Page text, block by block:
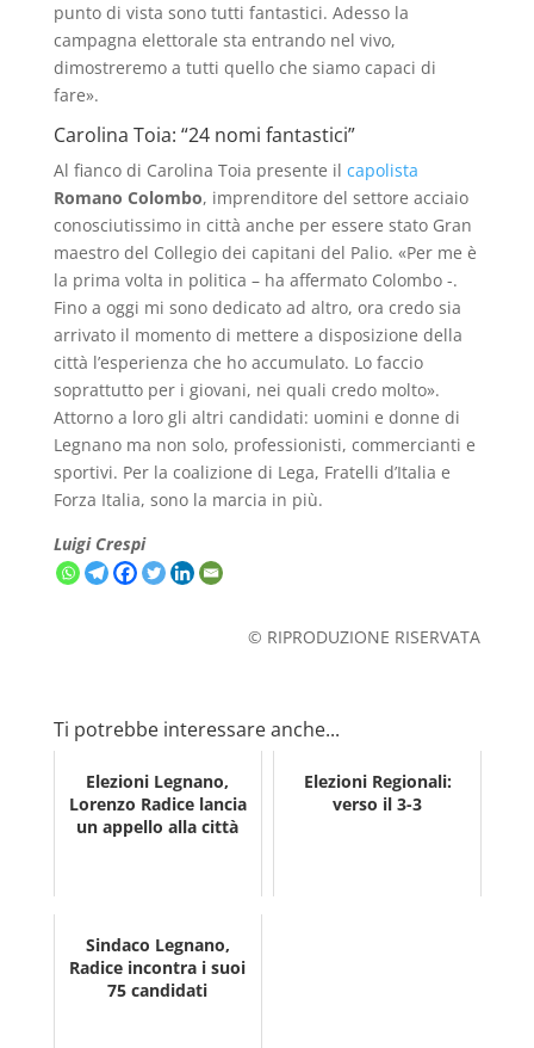
punto di vista sono tutti fantastici. Adesso la
campagna elettorale sta entrando nel vivo,
dimostreremo a tutti quello che siamo capaci di
fare».
Carolina Toia: “24 nomi fantastici”
Al fianco di Carolina Toia presente il capolista
Romano Colombo, imprenditore del settore acciaio
conosciutissimo in città anche per essere stato Gran
maestro del Collegio dei capitani del Palio. «Per me è
la prima volta in politica – ha affermato Colombo -.
Fino a oggi mi sono dedicato ad altro, ora credo sia
arrivato il momento di mettere a disposizione della
città l’esperienza che ho accumulato. Lo faccio
soprattutto per i giovani, nei quali credo molto».
Attorno a loro gli altri candidati: uomini e donne di
Legnano ma non solo, professionisti, commercianti e
sportivi. Per la coalizione di Lega, Fratelli d’Italia e
Forza Italia, sono la marcia in più.
Luigi Crespi
© RIPRODUZIONE RISERVATA
Ti potrebbe interessare anche...
Elezioni Legnano,
Lorenzo Radice lancia
un appello alla città
Elezioni Regionali:
verso il 3-3
Sindaco Legnano,
Radice incontra i suoi
75 candidati